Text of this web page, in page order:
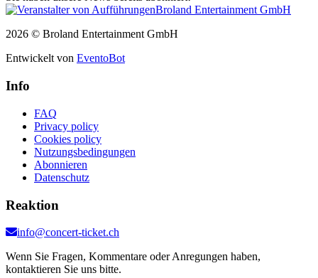
2026 © Broland Entertainment GmbH
Entwickelt von EventoBot
Info
FAQ
Privacy policy
Cookies policy
Nutzungsbedingungen
Abonnieren
Datenschutz
Reaktion
info@concert-ticket.ch
Wenn Sie Fragen, Kommentare oder Anregungen haben,
kontaktieren Sie uns bitte.